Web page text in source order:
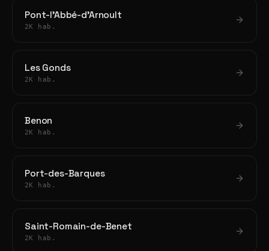
Pont-l'Abbé-d'Arnoult
2K hab.
Les Gonds
2K hab.
Benon
2K hab.
Port-des-Barques
2K hab.
Saint-Romain-de-Benet
2K hab.